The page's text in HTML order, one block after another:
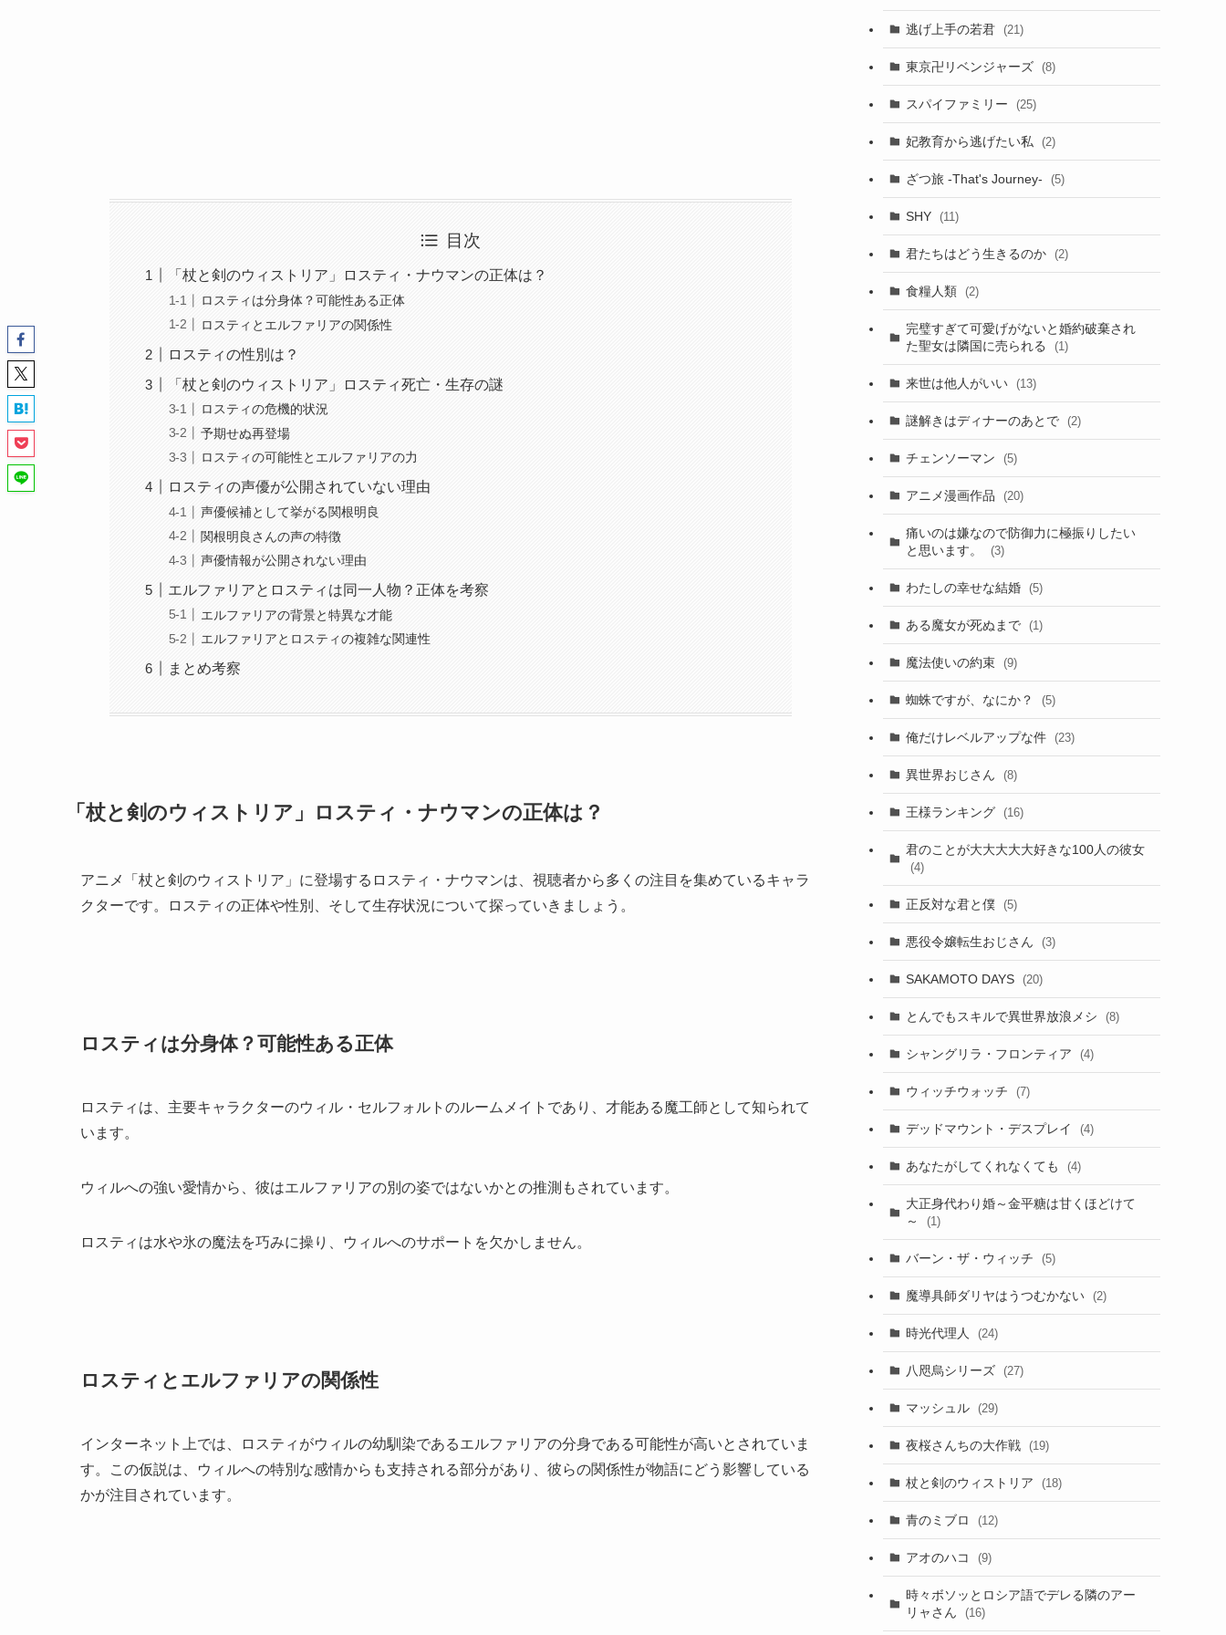
目次
「杖と剣のウィストリア」ロスティ・ナウマンの正体は？
ロスティは分身体？可能性ある正体
ロスティとエルファリアの関係性
ロスティの性別は？
「杖と剣のウィストリア」ロスティ死亡・生存の謎
ロスティの危機的状況
予期せぬ再登場
ロスティの可能性とエルファリアの力
ロスティの声優が公開されていない理由
声優候補として挙がる関根明良
関根明良さんの声の特徴
声優情報が公開されない理由
エルファリアとロスティは同一人物？正体を考察
エルファリアの背景と特異な才能
エルファリアとロスティの複雑な関連性
まとめ考察
「杖と剣のウィストリア」ロスティ・ナウマンの正体は？
アニメ「杖と剣のウィストリア」に登場するロスティ・ナウマンは、視聴者から多くの注目を集めているキャラ
クターです。ロスティの正体や性別、そして生存状況について探っていきましょう。
ロスティは分身体？可能性ある正体
ロスティは、主要キャラクターのウィル・セルフォルトのルームメイトであり、才能ある魔工師として知られて
います。
ウィルへの強い愛情から、彼はエルファリアの別の姿ではないかとの推測もされています。
ロスティは水や氷の魔法を巧みに操り、ウィルへのサポートを欠かしません。
ロスティとエルファリアの関係性
インターネット上では、ロスティがウィルの幼馴染であるエルファリアの分身である可能性が高いとされていま
す。この仮説は、ウィルへの特別な感情からも支持される部分があり、彼らの関係性が物語にどう影響している
かが注目されています。
逃げ上手の若君 (21)
東京卍リベンジャーズ (8)
スパイファミリー (25)
妃教育から逃げたい私 (2)
ざつ旅 -That's Journey- (5)
SHY (11)
君たちはどう生きるのか (2)
食糧人類 (2)
完璧すぎて可愛げがないと婚約破棄され
た聖女は隣国に売られる
(1)
来世は他人がいい (13)
謎解きはディナーのあとで (2)
チェンソーマン (5)
アニメ漫画作品 (20)
痛いのは嫌なので防御力に極振りしたい
と思います。
(3)
わたしの幸せな結婚 (5)
ある魔女が死ぬまで (1)
魔法使いの約束 (9)
蜘蛛ですが、なにか？ (5)
俺だけレベルアップな件 (23)
異世界おじさん (8)
王様ランキング (16)
君のことが大大大大大好きな100人の彼女
(4)
正反対な君と僕 (5)
悪役令嬢転生おじさん (3)
SAKAMOTO DAYS (20)
とんでもスキルで異世界放浪メシ (8)
シャングリラ・フロンティア (4)
ウィッチウォッチ (7)
デッドマウント・デスプレイ (4)
あなたがしてくれなくても (4)
大正身代わり婚～金平糖は甘くほどけて
～
(1)
バーン・ザ・ウィッチ (5)
魔導具師ダリヤはうつむかない (2)
時光代理人 (24)
八咫烏シリーズ (27)
マッシュル (29)
夜桜さんちの大作戦 (19)
杖と剣のウィストリア (18)
青のミブロ (12)
アオのハコ (9)
時々ボソッとロシア語でデレる隣のアー
リャさん
(16)